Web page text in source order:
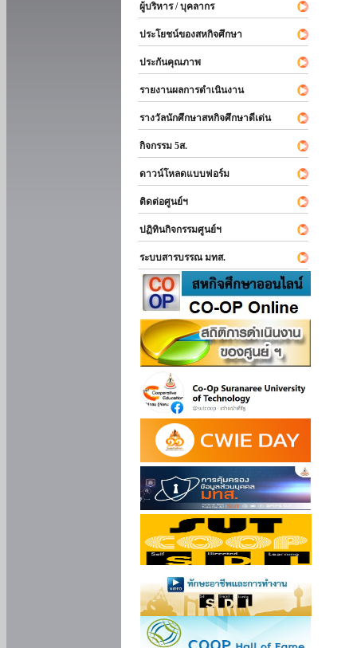
ผู้บริหาร / บุคลากร
ประโยชน์ของสหกิจศึกษา
ประกันคุณภาพ
รายงานผลการดำเนินงาน
รางวัลนักศึกษาสหกิจศึกษาดีเด่น
กิจกรรม 5ส.
ดาวน์โหลดแบบฟอร์ม
ติดต่อศูนย์ฯ
ปฏิทินกิจกรรมศูนย์ฯ
ระบบสารบรรณ มทส.